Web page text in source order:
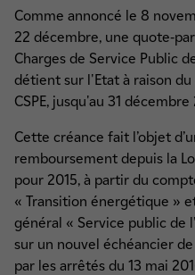
Comme annoncé le 8
22 décembre, une quote-
Charges de Service Public
détient sur l'Etat à raison
CSPE, jusqu'au 31 décembre
Cette créance fait l’objet
remboursement depuis la
pour 2015, à partir du
« Transition énergétique »
général « Service public de
sur un nouvel échéancier
par les arrêtés du 13 mai